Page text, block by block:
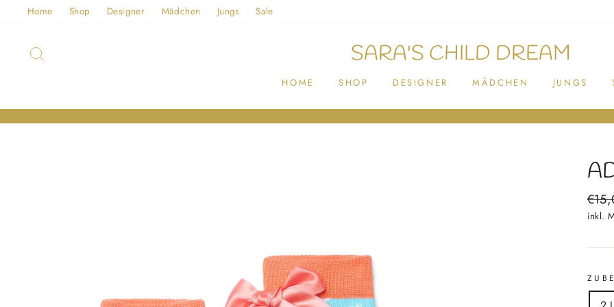
DirektHome Shop Designer Mädchen Jungs Sale
SARA'S CHILD DREAM
HOME SHOP DESIGNER MÄDCHEN JUNGS
Preis
inkl.